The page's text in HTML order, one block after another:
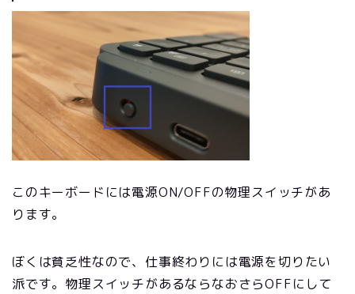
このキーボードには電源ON/OFFの物理スイッチがあ
ります。
ぼくは貧乏性なので、仕事終わりには電源を切りたい
派です。物理スイッチがあるならなおさらOFFにして